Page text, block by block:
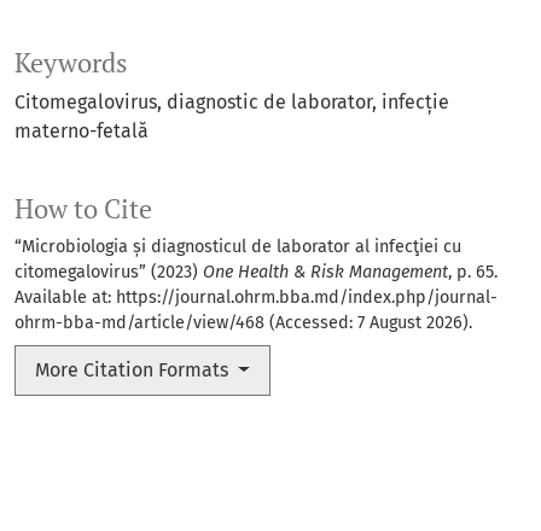
Keywords
Citomegalovirus diagnostic de laborator infecție
materno-fetală
How to Cite
“Microbiologia și diagnosticul de laborator al infecţiei cu
citomegalovirus” (2023) One Health & Risk Management, p. 65.
Available at: https://journal.ohrm.bba.md/index.php/journal-
ohrm-bba-md/article/view/468 (Accessed: 7 August 2026).
More Citation Formats